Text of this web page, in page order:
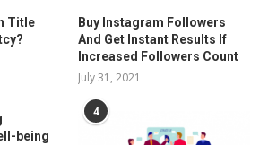
Title
Buy Instagram Followers
And Get Instant Results If
Increased Followers Count
July 31, 2021
being
4